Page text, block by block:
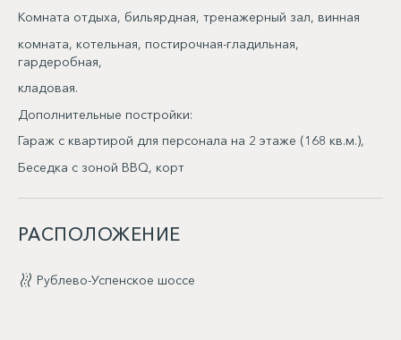
Комната отдыха, бильярдная, тренажерный зал, винная
комната, котельная, постирочная-гладильная,
гардеробная,
кладовая.
Дополнительные постройки:
Гараж с квартирой для персонала на 2 этаже (168 кв.м.),
Беседка с зоной BBQ, корт
РАСПОЛОЖЕНИЕ
Рублево-Успенское шоссе